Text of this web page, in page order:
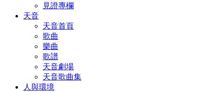
見證專欄
天音
天音首頁
歌曲
樂曲
歌譜
天音劇場
天音歌曲集
人與環境